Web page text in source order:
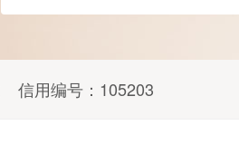
信用编号： 105203